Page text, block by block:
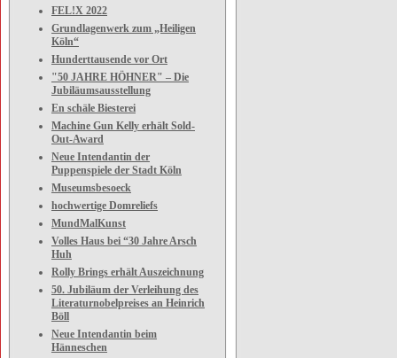
FEL!X 2022
Grundlagenwerk zum „Heiligen
Köln“
Hunderttausende vor Ort
"50 JAHRE HÖHNER" – Die
Jubiläumsausstellung
En schäle Biesterei
Machine Gun Kelly erhält Sold-
Out-Award
Neue Intendantin der
Puppenspiele der Stadt Köln
Museumsbesoeck
hochwertige Domreliefs
MundMalKunst
Volles Haus bei “30 Jahre Arsch
Huh
Rolly Brings erhält Auszeichnung
50. Jubiläum der Verleihung des
Literaturnobelpreises an Heinrich
Böll
Neue Intendantin beim
Hänneschen